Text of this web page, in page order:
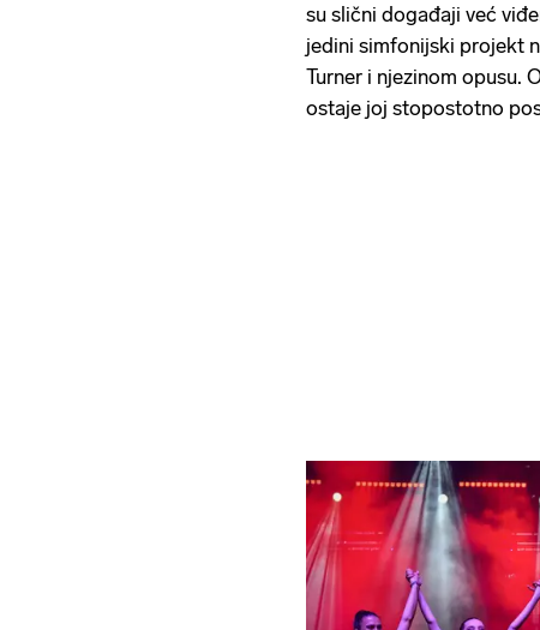
su slični događaji već
jedini simfonijski projekt
Turner i njezinom opusu.
ostaje joj stopostotno